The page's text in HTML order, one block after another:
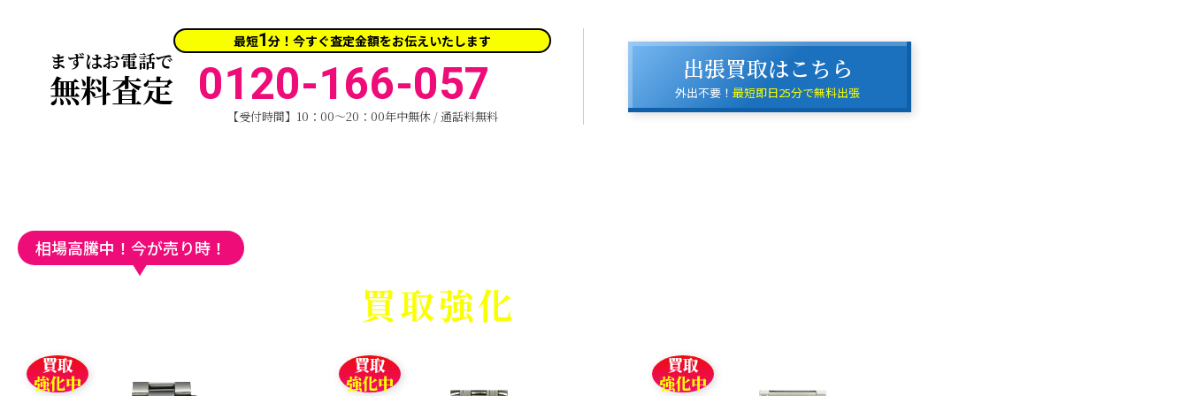
まずはお電話で
無料査定
最短1分！今すぐ査定金額をお伝えいたします
0120-166-057
【受付時間】10：00～20：00年中無休 / 通話料無料
出張買取はこちら
外出不要！ 最短即日25分で無料出張
相場高騰中！今が売り時！
買取強化
買取
強化中
買取
強化中
買取
強化中